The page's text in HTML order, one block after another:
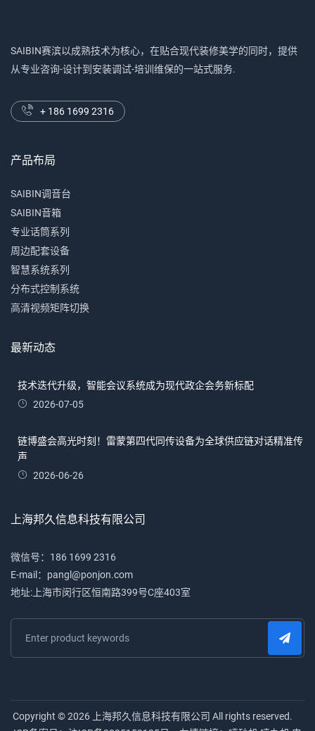
SAIBIN赛滨以成熟技术为核心，在贴合现代装修美学的同时，提供
从专业咨询-设计到安装调试-培训维保的一站式服务.
+ 186 1699 2316
产品布局
SAIBIN调音台
SAIBIN音箱
专业话筒系列
周边配套设备
智慧系统系列
分布式控制系统
高清视频矩阵切换
最新动态
技术迭代升级，智能会议系统成为现代政企会务新标配
2026-07-05
链博盛会高光时刻！雷蒙第四代同传设备为全球供应链对话精准传
声
2026-06-26
上海邦久信息科技有限公司
微信号：186 1699 2316
E-mail：pangl@ponjon.com
地址:上海市闵行区恒南路399号C座403室
Copyright © 2026 上海邦久信息科技有限公司 All rights reserved.